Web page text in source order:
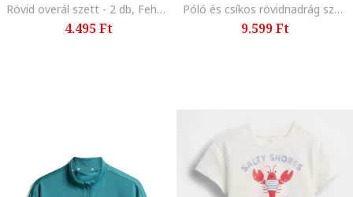
Rövid overál szett - 2 db, Fehér/Kék
4.495 Ft
Póló és csíkos rövidnadrág szett - 2 részes, Világosbézs
9.599 Ft